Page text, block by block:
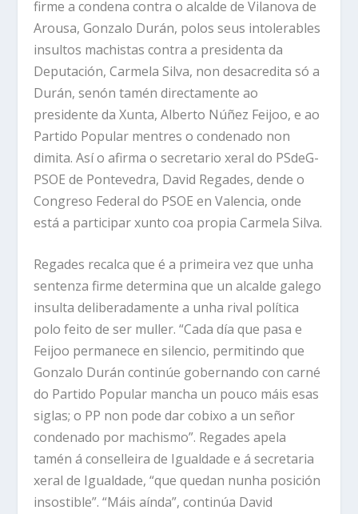
firme a condena contra o alcalde de Vilanova de
Arousa, Gonzalo Durán, polos seus intolerables
insultos machistas contra a presidenta da
Deputación, Carmela Silva, non desacredita só a
Durán, senón tamén directamente ao
presidente da Xunta, Alberto Núñez Feijoo, e ao
Partido Popular mentres o condenado non
dimita. Así o afirma o secretario xeral do PSdeG-
PSOE de Pontevedra, David Regades, dende o
Congreso Federal do PSOE en Valencia, onde
está a participar xunto coa propia Carmela Silva.
Regades recalca que é a primeira vez que unha
sentenza firme determina que un alcalde galego
insulta deliberadamente a unha rival política
polo feito de ser muller. “Cada día que pasa e
Feijoo permanece en silencio, permitindo que
Gonzalo Durán continúe gobernando con carné
do Partido Popular mancha un pouco máis esas
siglas; o PP non pode dar cobixo a un señor
condenado por machismo”. Regades apela
tamén á conselleira de Igualdade e á secretaria
xeral de Igualdade, “que quedan nunha posición
insostible”. “Máis aínda”, continúa David